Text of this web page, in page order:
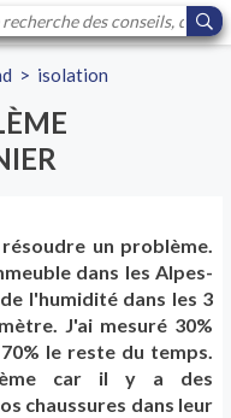
> isolation
un problème.
dans les Alpes-
l'humidité dans les 3
J'ai mesuré 30%
le reste du temps.
car il y a des
chaussures dans leur